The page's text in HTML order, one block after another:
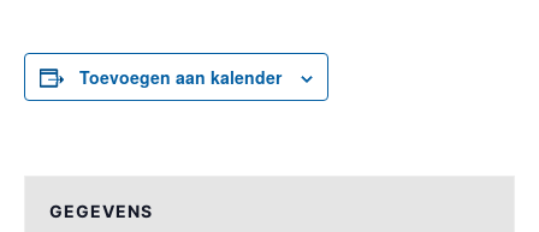
Toevoegen aan kalender
GEGEVENS